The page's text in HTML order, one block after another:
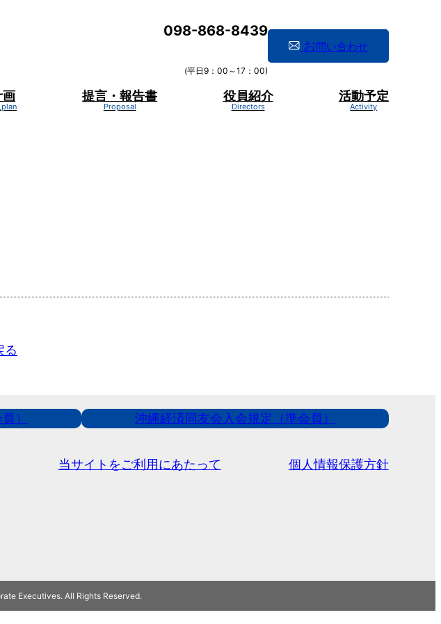
098-868-8439
(平日9：00～17：00)
お問い合わせ
画 提言・報告書 役員紹介 活動予定
る
） 沖縄経済同友会入会規定（準会員）
当サイトをご利用にあたって 個人情報保護方針
Executives. All Rights Reserved.